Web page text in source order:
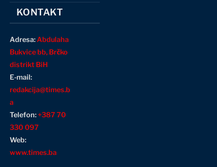
KONTAKT
Adresa:Abdulaha
Bukvice bb, Brčko
distrikt BiH
E-mail:
redakcija@times.b
a
Telefon:+387 70
330 097
Web:
www.times.ba